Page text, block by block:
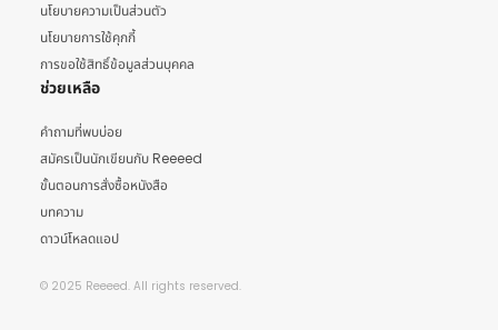
นโยบายความเป็นส่วนตัว
นโยบายการใช้คุกกี้
การขอใช้สิทธิ์ข้อมูลส่วนบุคคล
ช่วยเหลือ
คำถามที่พบบ่อย
สมัครเป็นนักเขียนกับ Reeeed
ขั้นตอนการสั่งซื้อหนังสือ
บทความ
ดาวน์โหลดแอป
© 2025 Reeeed. All rights reserved.